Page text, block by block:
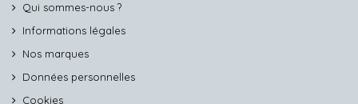
Qui sommes-nous ?
Informations légales
Nos marques
Données personnelles
Cookies